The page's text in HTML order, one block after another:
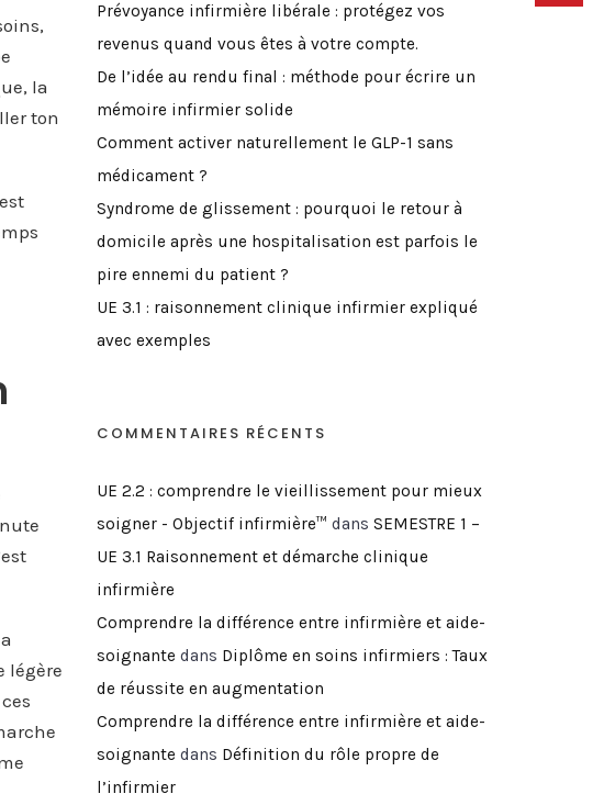
la
ton
légère
Prévoyance infirmière libérale : protégez vos
revenus quand vous êtes à votre compte.
De l’idée au rendu final : méthode pour écrire un
mémoire infirmier solide
Comment activer naturellement le GLP-1 sans
médicament ?
Syndrome de glissement : pourquoi le retour à
domicile après une hospitalisation est parfois le
pire ennemi du patient ?
UE 3.1 : raisonnement clinique infirmier expliqué
avec exemples
COMMENTAIRES RÉCENTS
UE 2.2 : comprendre le vieillissement pour mieux
soigner - Objectif infirmière™ dans SEMESTRE 1 –
UE 3.1 Raisonnement et démarche clinique
infirmière
Comprendre la différence entre infirmière et aide-
soignante dans Diplôme en soins infirmiers : Taux
de réussite en augmentation
Comprendre la différence entre infirmière et aide-
soignante dans Définition du rôle propre de
l’infirmier